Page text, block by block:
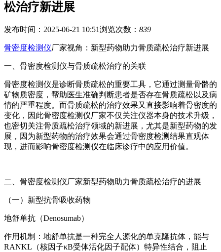
松治疗新进展
发布时间：2025-06-21 10:51浏览次数： 839
骨密度检测仪厂家视角：新型药物助力骨质疏松治疗新进展
一、骨密度检测仪与骨质疏松治疗的关联
骨密度检测仪是诊断骨质疏松的重要工具，它通过测量骨骼的
矿物质密度，帮助医生准确判断患者是否存在骨质疏松以及病
情的严重程度。而骨质疏松的治疗效果又直接影响着骨密度的
变化，因此骨密度检测仪厂家不仅关注仪器本身的技术升级，
也密切关注骨质疏松治疗领域的新进展，尤其是新型药物的发
展，因为新型药物的治疗效果会通过骨密度检测结果直观体
现，进而影响骨密度检测仪在临床诊疗中的应用价值。
二、 骨密度检测仪厂家新型药物助力骨质疏松治疗的进展
（一）新型抗骨吸收药物
地舒单抗（Denosumab）
作用机制：地舒单抗是一种完全人源化的单克隆抗体，能与
RANKL（核因子κB受体活化因子配体）特异性结合，阻止